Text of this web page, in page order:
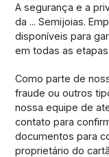
A segurança e a
da ... Semijoias.
disponíveis para
em todas as
Como parte de
fraude ou outros
nossa equipe de
contato para
documentos para
proprietário do